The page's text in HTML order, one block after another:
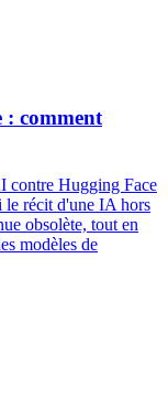
: comment
contre Hugging Face
le récit d'une IA hors
obsolète, tout en
modèles de